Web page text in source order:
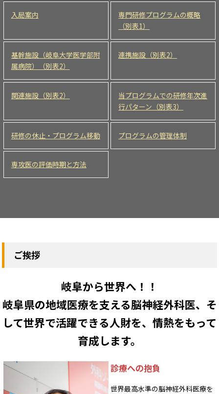
入局案内
専門研修プログラムの概略
（別表1）
基幹施設（岐阜大学医学部附
属病院）（別表2）
連携施設（別表2）
関連施設（別表2）
当プログラムでの研修年次進
行パターン（別表3）
研修の休止・プログラム移動 プログラムの管理体制
専攻医の評価時期と方法
ご挨拶
岐阜から世界へ！！
岐阜県の地域医療を支える脳神経外科医、そ
して世界で活躍できる人財を、情熱をもって
育成します。
診療への抱負
世界最高水準の脳神経外科医療を